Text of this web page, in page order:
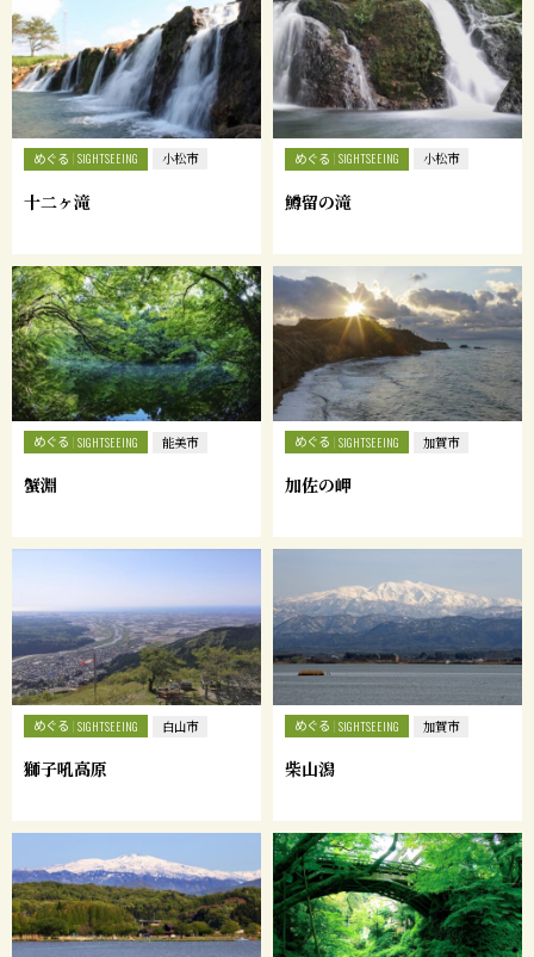
めぐる SIGHTSEEING 小松市
十二ヶ滝
めぐる SIGHTSEEING 小松市
鱒留の滝
めぐる SIGHTSEEING 能美市
蟹淵
めぐる SIGHTSEEING 加賀市
加佐の岬
めぐる SIGHTSEEING 白山市
獅子吼高原
めぐる SIGHTSEEING 加賀市
柴山潟